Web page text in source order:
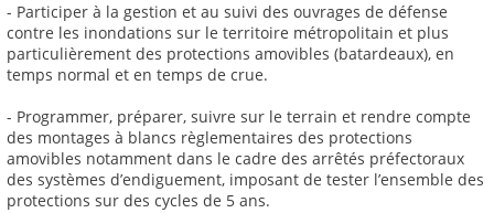
- Participer à la gestion et au suivi des ouvrages de défense
contre les inondations sur le territoire métropolitain et plus
particulièrement des protections amovibles (batardeaux), en
temps normal et en temps de crue.
- Programmer, préparer, suivre sur le terrain et rendre compte
des montages à blancs règlementaires des protections
amovibles notamment dans le cadre des arrêtés préfectoraux
des systèmes d’endiguement, imposant de tester l’ensemble des
protections sur des cycles de 5 ans.